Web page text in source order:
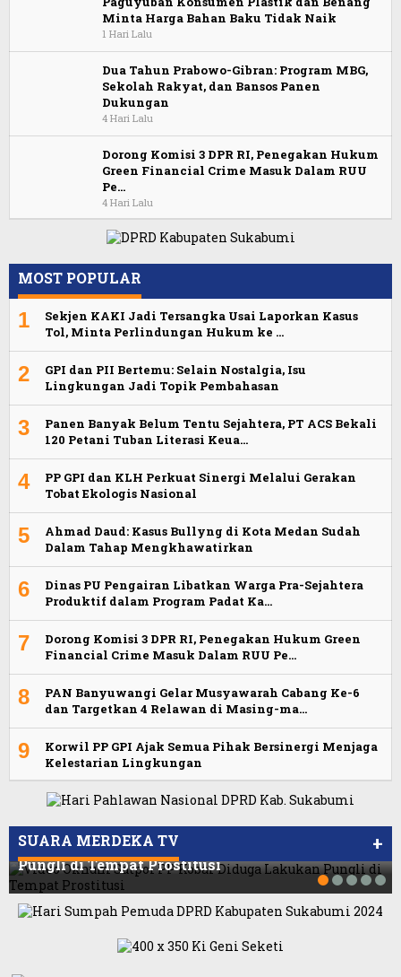
Minta Harga Bahan Baku Tidak Naik
1 Hari Lalu
Dua Tahun Prabowo-Gibran: Program MBG,
Sekolah Rakyat, dan Bansos Panen
Dukungan
4 Hari Lalu
Dorong Komisi 3 DPR RI, Penegakan Hukum
Green Financial Crime Masuk Dalam RUU
Pe…
4 Hari Lalu
MOST POPULAR
1
Sekjen KAKI Jadi Tersangka Usai Laporkan Kasus
Tol, Minta Perlindungan Hukum ke …
2
GPI dan PII Bertemu: Selain Nostalgia, Isu
Lingkungan Jadi Topik Pembahasan
3
Panen Banyak Belum Tentu Sejahtera, PT ACS Bekali
120 Petani Tuban Literasi Keua…
4
PP GPI dan KLH Perkuat Sinergi Melalui Gerakan
Tobat Ekologis Nasional
5
Ahmad Daud: Kasus Bullyng di Kota Medan Sudah
Dalam Tahap Mengkhawatirkan
6
Dinas PU Pengairan Libatkan Warga Pra-Sejahtera
Produktif dalam Program Padat Ka…
7
Dorong Komisi 3 DPR RI, Penegakan Hukum Green
Financial Crime Masuk Dalam RUU Pe…
8
PAN Banyuwangi Gelar Musyawarah Cabang Ke-6
dan Targetkan 4 Relawan di Masing-ma…
9
Korwil PP GPI Ajak Semua Pihak Bersinergi Menjaga
Kelestarian Lingkungan
SUARA MERDEKA TV +
Billabong, Sekretaris GPI: Kedua Tokoh…
Jakarta
Video Oknum Satpol PP Kobar Diduga Lakukan
Pungli di Tempat Prostitusi